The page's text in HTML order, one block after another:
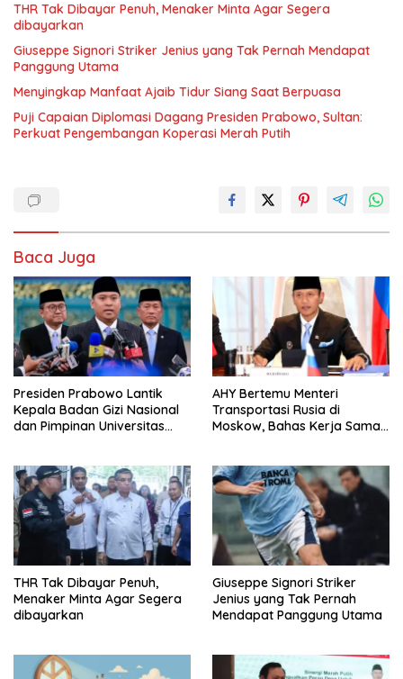
THR Tak Dibayar Penuh, Menaker Minta Agar Segera
dibayarkan
Giuseppe Signori Striker Jenius yang Tak Pernah Mendapat
Panggung Utama
Menyingkap Manfaat Ajaib Tidur Siang Saat Berpuasa
Puji Capaian Diplomasi Dagang Presiden Prabowo, Sultan:
Perkuat Pengembangan Koperasi Merah Putih
Baca Juga
Presiden Prabowo Lantik
Kepala Badan Gizi Nasional
dan Pimpinan Universitas
AHY Bertemu Menteri
Transportasi Rusia di
Moskow, Bahas Kerja Sama
THR Tak Dibayar Penuh,
Menaker Minta Agar Segera
dibayarkan
Giuseppe Signori Striker
Jenius yang Tak Pernah
Mendapat Panggung Utama